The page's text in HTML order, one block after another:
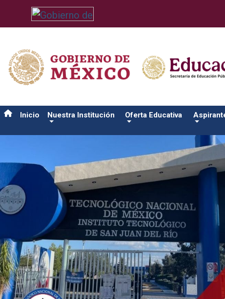
/usr/bin/ruby /www/wwwroot/sjuanrio.tecnm.mx/api/article.rb
Inicio Nuestra Institución Oferta Educativa